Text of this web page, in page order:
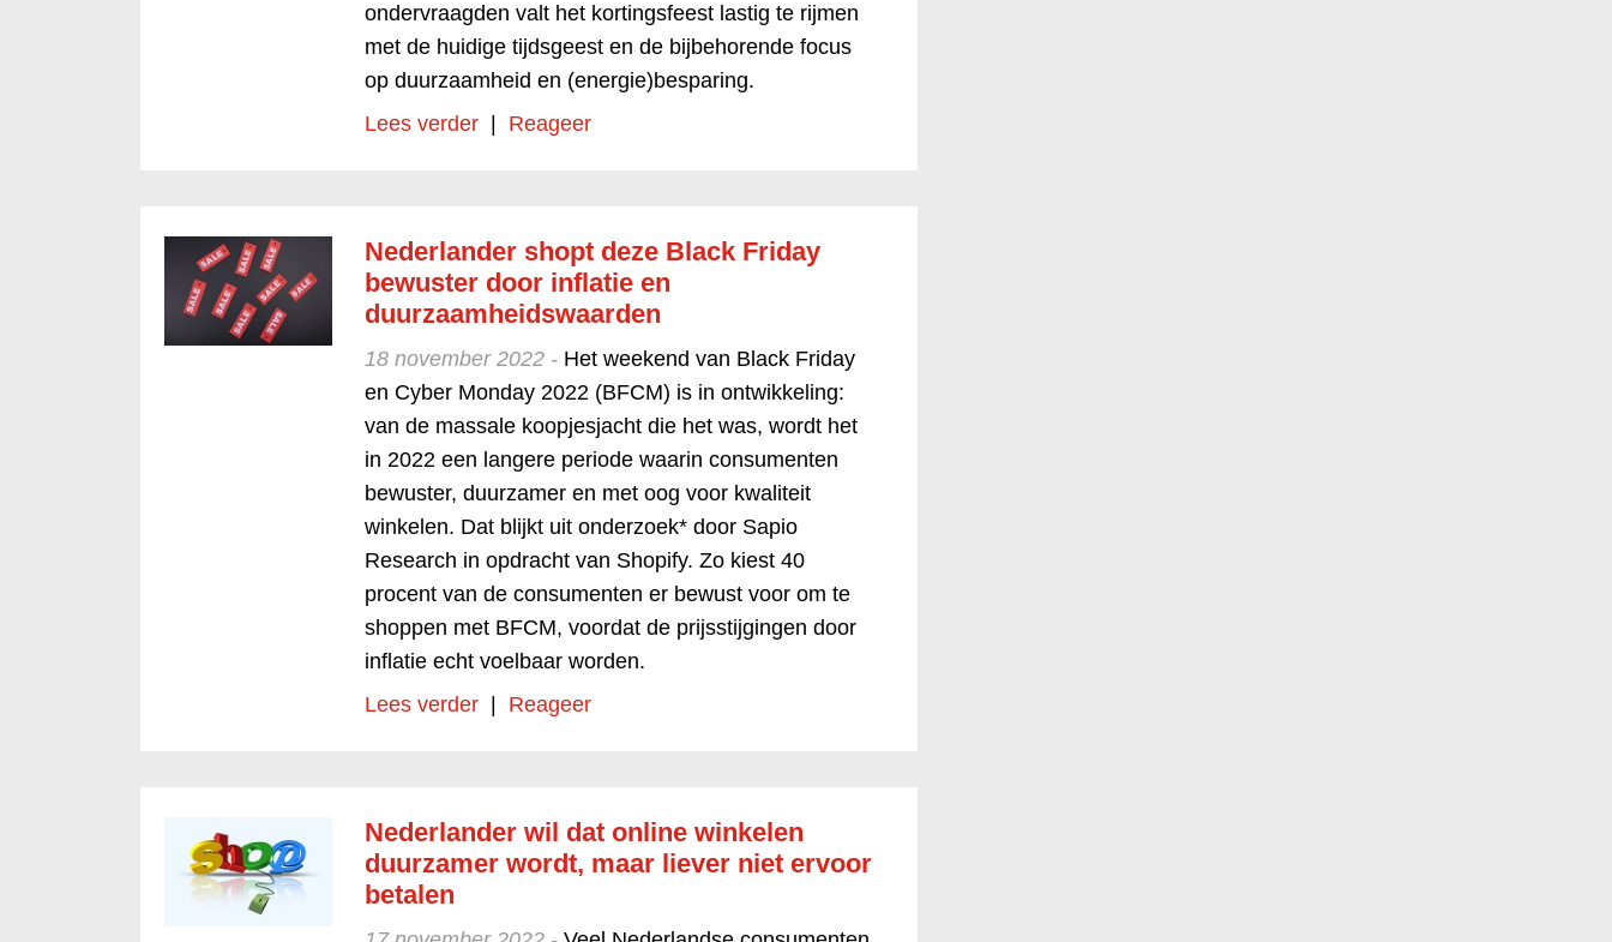
ondervraagden valt het kortingsfeest lastig te rijmen
met de huidige tijdsgeest en de bijbehorende focus
op duurzaamheid en (energie)besparing.
Lees verder| Reageer
Nederlander shopt deze Black Friday
bewuster door inflatie en
duurzaamheidswaarden
18 november 2022 - Het weekend van Black Friday
en Cyber Monday 2022 (BFCM) is in ontwikkeling:
van de massale koopjesjacht die het was, wordt het
in 2022 een langere periode waarin consumenten
bewuster, duurzamer en met oog voor kwaliteit
winkelen. Dat blijkt uit onderzoek* door Sapio
Research in opdracht van Shopify. Zo kiest 40
procent van de consumenten er bewust voor om te
shoppen met BFCM, voordat de prijsstijgingen door
inflatie echt voelbaar worden.
Lees verder| Reageer
Nederlander wil dat online winkelen
duurzamer wordt, maar liever niet ervoor
betalen